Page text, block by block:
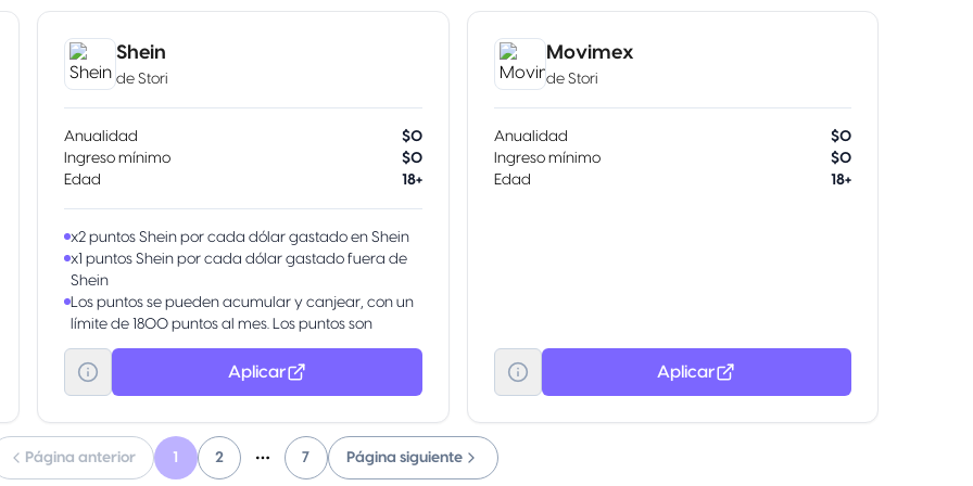
Shein
de Stori
Anualidad
$0
Ingreso mínimo
$0
Edad
18+
x2 puntos Shein por cada dólar gastado en Shein
x1 puntos Shein por cada dólar gastado fuera de
Shein
Los puntos se pueden acumular y canjear, con un
límite de 1800 puntos al mes. Los puntos son
válidos por 90 días desde su acumulación.
250 puntos de bienvenida en tu primera compra
Aplicar
Movimex
de Stori
Anualidad
$0
Ingreso mínimo
$0
Edad
18+
Aplicar
Página anterior 1 2
More pages
7 Página siguiente